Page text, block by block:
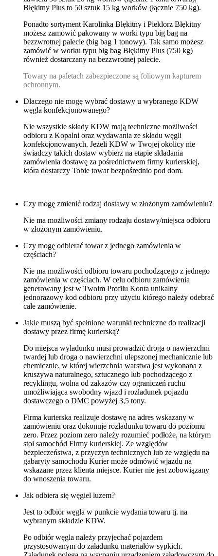
Błękitny Plus to 50 sztuk 15 kg worków (łącznie 750 kg).
Ponadto sortyment Karolinka Błękitny i Pieklorz Błękitny
możesz zamówić pakowany w worki typu big bag na
bezzwrotnej palecie (big bag 1 tonowy). Tak samo możesz
zamówić w worku typu big bag Błękitny Plus (750 kg)
również dostarczany na bezzwrotnej palecie.
Towary na paletach zabezpieczone są foliowym kapturem
ochronnym.
Dlaczego nie mogę wybrać dostawy u wybranego KDW
węgla konfekcjonowanego?
Nie wszystkie składy KDW mają techniczne możliwości
odbioru z Kopalni oraz wydawania ze składu węgli
konfekcjonowanych. Jeżeli KDW w Twojej okolicy nie
świadczy takich dostaw wybierz na etapie składania
zamówienia dostawę za pośrednictwem firmy kurierskiej,
która dostarczy Tobie towar bezpośrednio pod dom.
Czy mogę zmienić rodzaj dostawy w złożonym zamówieniu?
Nie ma możliwości zmiany rodzaju dostawy/miejsca odbioru
w złożonym zamówieniu.
Czy mogę odbierać towar z jednego zamówienia w
częściach?
Nie ma możliwości odbioru towaru pochodzącego z jednego
zamówienia w częściach. W celu odbioru zamówienia
generowany jest w Twoim Profilu Konta unikalny
jednorazowy kod odbioru przy użyciu którego należy odebrać
całe zamówienie.
Jakie muszą być spełnione warunki techniczne do realizacji
dostawy przez firmę kurierską?
Do miejsca wyładunku musi prowadzić droga o nawierzchni
twardej lub droga o nawierzchni ulepszonej mechanicznie lub
chemicznie, w której wierzchnia warstwa jest wykonana z
kruszywa naturalnego, sztucznego lub pochodzącego z
recyklingu, wolna od zakazów czy ograniczeń ruchu
umożliwiająca swobodny wjazd i rozładunek pojazdu
dostawczego o DMC powyżej 3,5 tony.
Firma kurierska realizuje dostawę na adres wskazany w
zamówieniu oraz dokonuje rozładunku towaru do poziomu
zero. Przez poziom zero należy rozumieć podłoże, na którym
stoi samochód Firmy kurierskiej. Ze względów
bezpieczeństwa, z przyczyn technicznych lub ze względu na
gabaryty samochodu Kurier może odmówić wjazdu na
wskazane przez klienta miejsce. Kurier nie jest zobowiązany
do wnoszenia towaru.
Jak odbiera się węgiel luzem?
Jest to odbiór węgla w punkcie wydania towaru tj. na
wybranym składzie KDW.
Po odbiór węgla należy przyjechać pojazdem
przystosowanym do załadunku materiałów sypkich.